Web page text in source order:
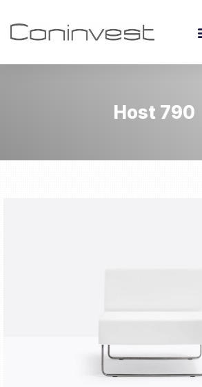
Host 790